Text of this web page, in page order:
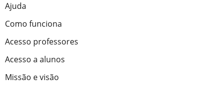
Ajuda
Como funciona
Acesso professores
Acesso a alunos
Missão e visão